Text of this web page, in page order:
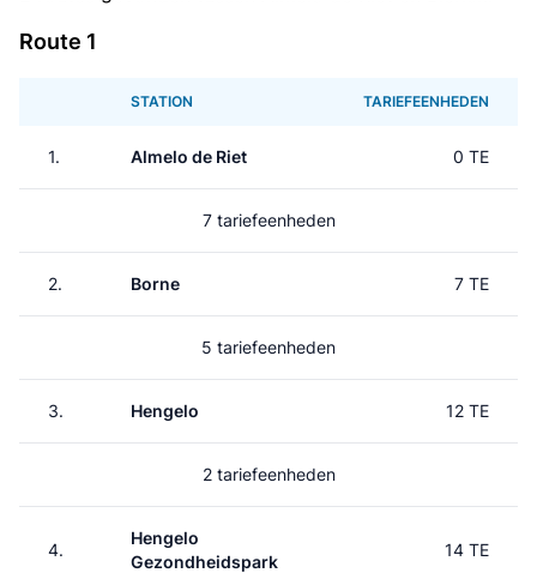
Route 1
STATION TARIEFEENHEDEN
1. Almelo de Riet 0 TE
7 tariefeenheden
2. Borne 7 TE
5 tariefeenheden
3. Hengelo 12 TE
2 tariefeenheden
4.
Hengelo
Gezondheidspark
14 TE